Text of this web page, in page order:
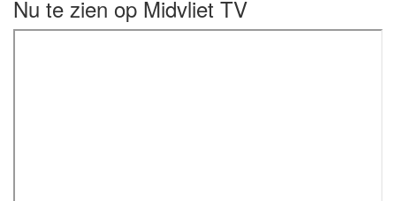
Nu te zien op Midvliet TV